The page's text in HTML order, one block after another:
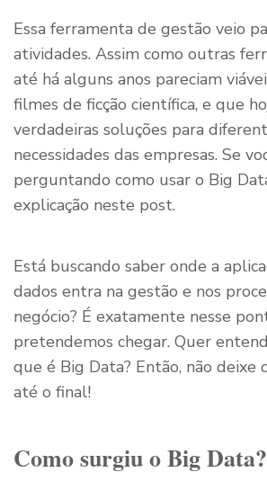
Essa ferramenta de gestão veio
atividades. Assim como outras
até há alguns anos pareciam
filmes de ficção científica, e que
verdadeiras soluções para
necessidades das empresas. Se
perguntando como usar o Big
explicação neste post.
Está buscando saber onde a
dados entra na gestão e nos
negócio? É exatamente nesse
pretendemos chegar. Quer
que é Big Data? Então, não
até o final!
Como surgiu o Big Data?